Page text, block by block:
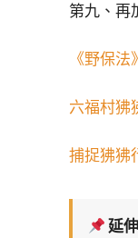
第九、再
《野保
六福村狒
捕捉狒狒
延